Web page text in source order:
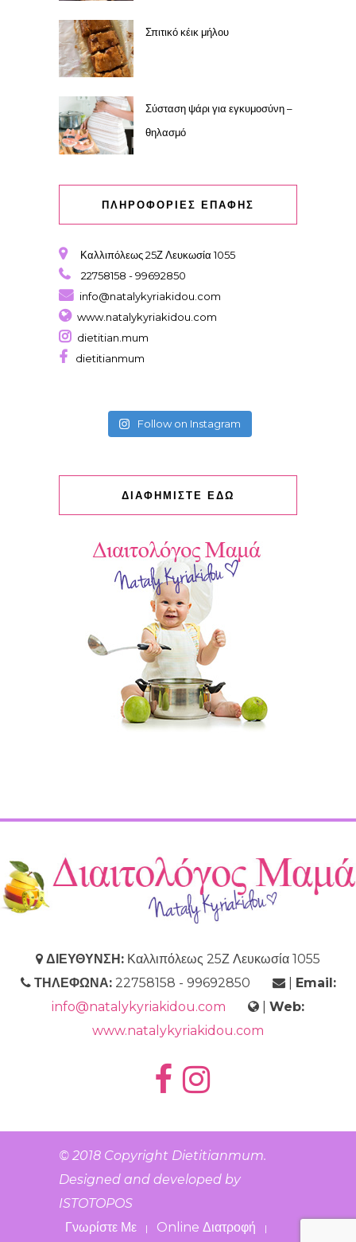
Σπιτικό κέικ μήλου
Σύσταση ψάρι για εγκυμοσύνη –
θηλασμό
ΠΛΗΡΟΦΟΡΙΕΣ ΕΠΑΦΗΣ
Καλλιπόλεως 25Ζ Λευκωσία 1055
22758158 - 99692850
info@natalykyriakidou.com
www.natalykyriakidou.com
dietitian.mum
dietitianmum
Follow on Instagram
ΔΙΑΦΗΜΙΣΤΕ ΕΔΩ
ΔΙΕΥΘΥΝΣΗ: Καλλιπόλεως 25Ζ Λευκωσία 1055
ΤΗΛΕΦΩΝΑ:22758158 - 99692850 |
Email:
info@natalykyriakidou.com
Web:
www.natalykyriakidou.com
© 2018 Copyright Dietitianmum.
Designed and developed by
ISTOTOPOS
Γνωρίστε Με
| Online Διατροφή |